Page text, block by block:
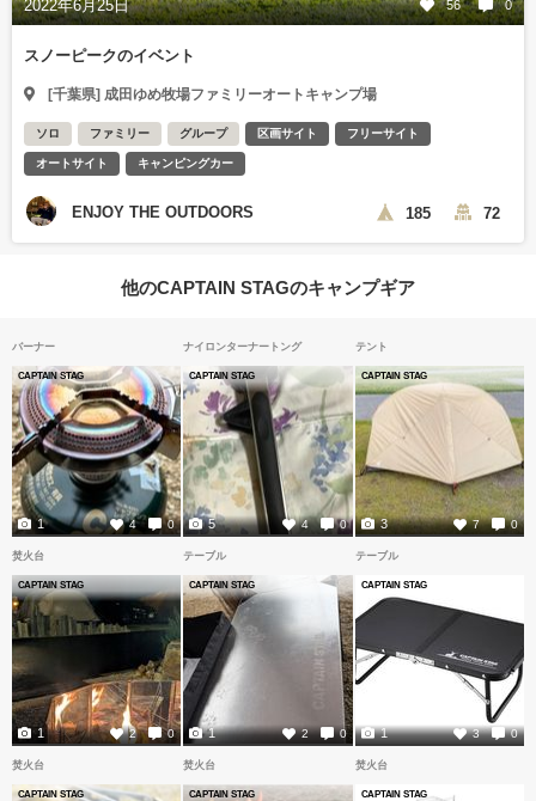
2022年6月25日 56 0
スノーピークのイベント
[千葉県] 成田ゆめ牧場ファミリーオートキャンプ場
ソロ ファミリー グループ 区画サイト フリーサイト
オートサイト キャンピングカー
ENJOY THE OUTDOORS 185 72
他のCAPTAIN STAGのキャンプギア
バーナー
CAPTAIN STAG
4 0
1
ナイロンターナートング
CAPTAIN STAG
4 0
5
テント
CAPTAIN STAG
7 0
3
焚火台
CAPTAIN STAG
2 0
1
テーブル
CAPTAIN STAG
2 0
1
テーブル
CAPTAIN STAG
3 0
1
焚火台
CAPTAIN STAG
焚火台
CAPTAIN STAG
焚火台
CAPTAIN STAG